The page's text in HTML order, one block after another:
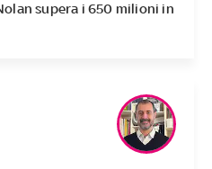
supera i 650 milioni in